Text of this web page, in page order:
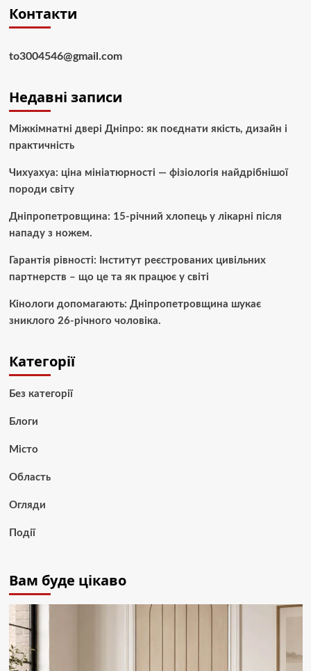
Контакти
to3004546@gmail.com
Недавні записи
Міжкімнатні двері Дніпро: як поєднати якість, дизайн і
практичність
Чихуахуа: ціна мініатюрності — фізіологія найдрібнішої
породи світу
Дніпропетровщина: 15-річний хлопець у лікарні після
нападу з ножем.
Гарантія рівності: Інститут реєстрованих цивільних
партнерств – що це та як працює у світі
Кінологи допомагають: Дніпропетровщина шукає
зниклого 26-річного чоловіка.
Категорії
Без категорії
Блоги
Місто
Область
Огляди
Події
Вам буде цікаво